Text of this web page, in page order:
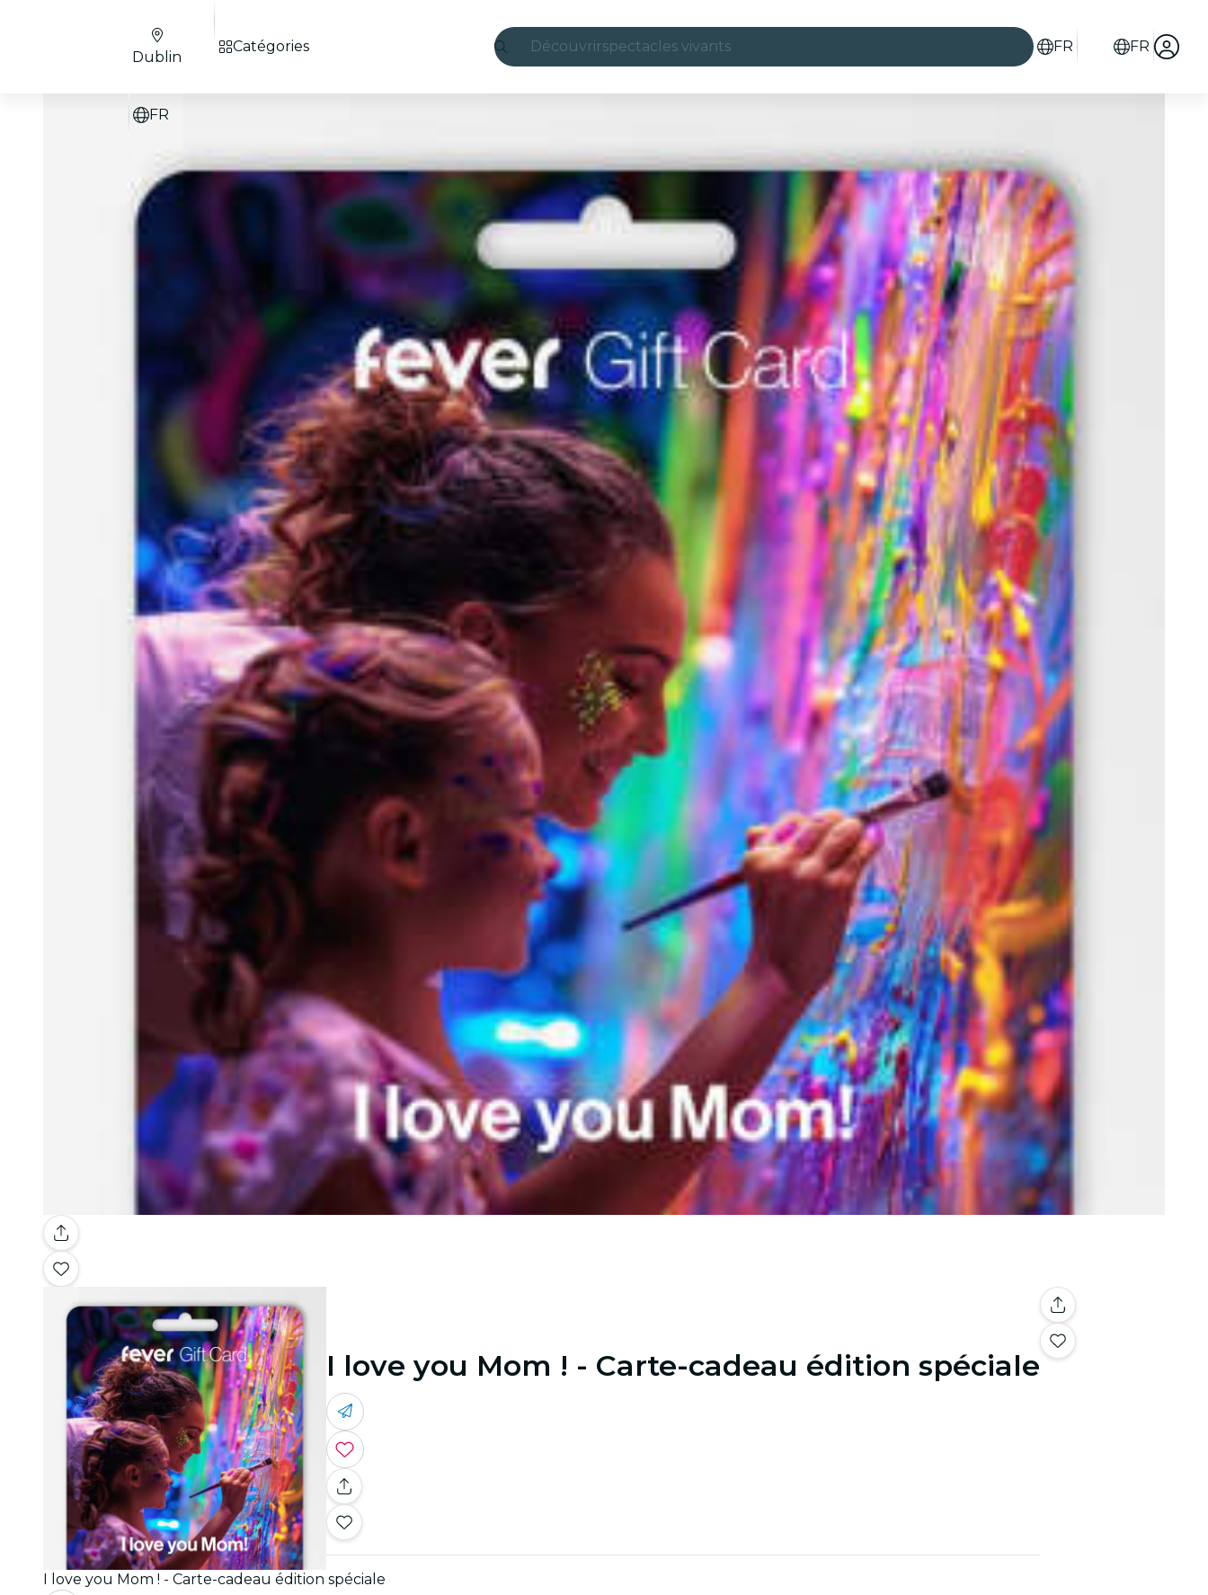
Découvrirspectacles vivants
Londres
expériences et villes
expositions
Séoul
visites urbaines
concerts
restaurants
cinéma
FR FR
Dublin
FR
Catégories
I love you Mom ! - Carte-cadeau édition spéciale
I love you Mom ! - Carte-cadeau édition spéciale